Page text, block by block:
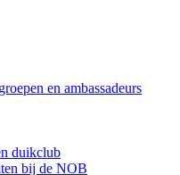
en ambassadeurs
duikclub
bij de NOB